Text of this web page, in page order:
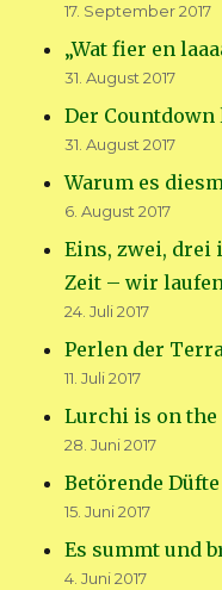
17. September 2017
„Wat fier en
31. August 2017
Der Countdown
31. August 2017
Warum es
6. August 2017
Eins, zwei, drei
Zeit – wir
24. Juli 2017
Perlen der
11. Juli 2017
Lurchi is on the
28. Juni 2017
Betörende Düfte
15. Juni 2017
Es summt und
4. Juni 2017